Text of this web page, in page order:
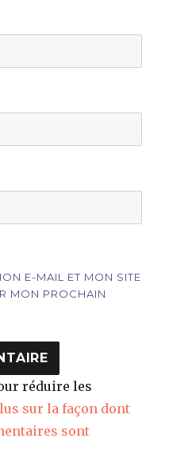
E-MAIL ET MON SITE
MON PROCHAIN
réduire les
sur la façon dont
sont